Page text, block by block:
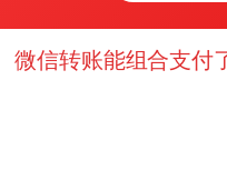
微信转账能组合支付